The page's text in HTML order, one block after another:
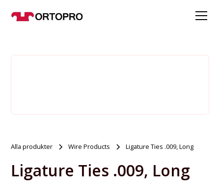
Alla produkter Wire Products Ligature Ties .009, Long
Ligature Ties .009, Long